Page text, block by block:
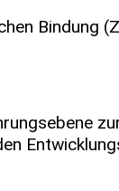
Bindung